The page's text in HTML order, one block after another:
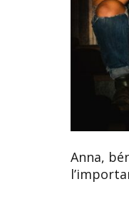
Anna,